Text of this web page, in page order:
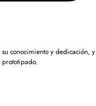
conocimiento y dedicación,
prototipado.